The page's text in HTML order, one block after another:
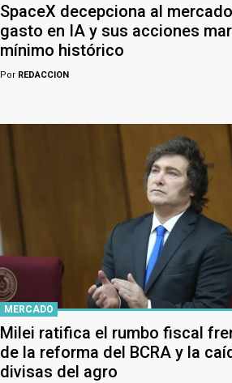
SpaceX decepciona al
gasto en IA y sus acciones
mínimo histórico
Por REDACCION
MERCADO
Milei ratifica el rumbo fiscal
de la reforma del BCRA y la
divisas del agro